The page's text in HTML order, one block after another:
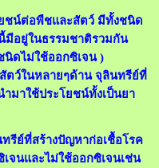
ชน์ต่อพืชและสัตว์ มีทั้งชนิด
มีอยู่ในธรรมชาติรวมกัน
ดไม่ใช้ออกซิเจน )
ตว์ในหลายๆด้าน จุลินทรีย์ที่
มาใช้ประโยชน์ทั้งเป็นยา
รีย์ที่สร้างปัญหาก่อเชื้อโรค
จนและไม่ใช้ออกซิเจนเช่น